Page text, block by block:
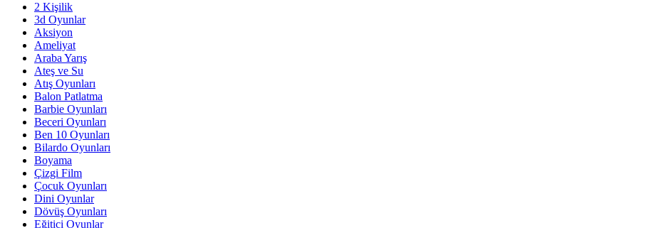
2 Kişilik
3d Oyunlar
Aksiyon
Ameliyat
Araba Yarış
Ateş ve Su
Atış Oyunları
Balon Patlatma
Barbie Oyunları
Beceri Oyunları
Ben 10 Oyunları
Bilardo Oyunları
Boyama
Çizgi Film
Çocuk Oyunları
Dini Oyunlar
Dövüş Oyunları
Eğitici Oyunlar